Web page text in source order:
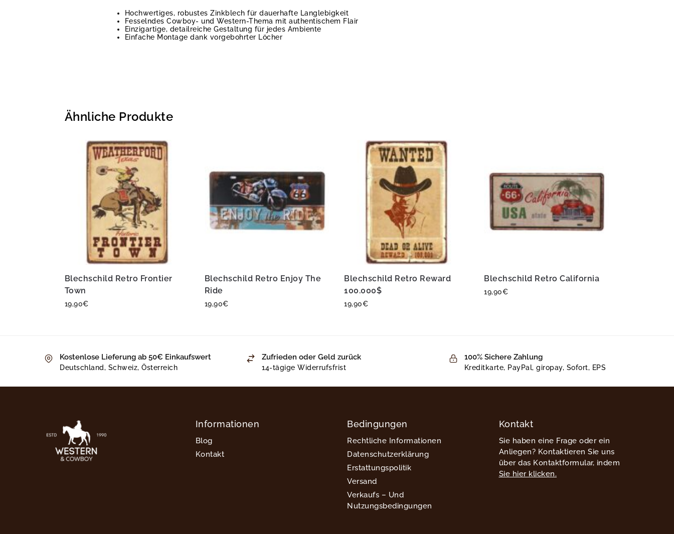
Hochwertiges, robustes Zinkblech für dauerhafte Langlebigkeit
Fesselndes Cowboy- und Western-Thema mit authentischem Flair
Einzigartige, detailreiche Gestaltung für jedes Ambiente
Einfache Montage dank vorgebohrter Löcher
Ähnliche Produkte
Blechschild Retro Frontier
Town
19,90€
Blechschild Retro Enjoy The
Ride
19,90€
Blechschild Retro Reward
100.000$
19,90€
Blechschild Retro California
19,90€
Kostenlose Lieferung ab 50€ Einkaufswert
Deutschland, Schweiz, Österreich
Zufrieden oder Geld zurück
14-tägige Widerrufsfrist
100% Sichere Zahlung
Kreditkarte, PayPal, giropay, Sofort, EPS
Informationen
Blog
Kontakt
Bedingungen
Rechtliche Informationen
Datenschutzerklärung
Erstattungspolitik
Versand
Verkaufs – Und
Nutzungsbedingungen
Kontakt
Sie haben eine Frage oder ein
Anliegen? Kontaktieren Sie uns
über das Kontaktformular, indem
Sie hier klicken.